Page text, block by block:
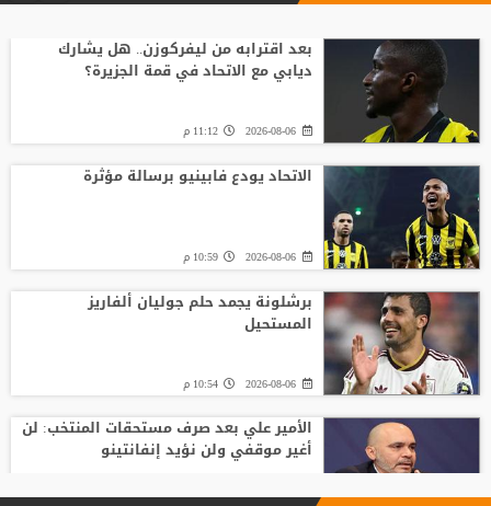
بعد اقترابه من ليفركوزن.. هل يشارك
ديابي مع الاتحاد في قمة الجزيرة؟
2026-08-06 11:12 م
الاتحاد يودع فابينيو برسالة مؤثرة
2026-08-06 10:59 م
برشلونة يجمد حلم جوليان ألفاريز
المستحيل
2026-08-06 10:54 م
الأمير علي بعد صرف مستحقات المنتخب: لن
أغير موقفي ولن نؤيد إنفانتينو